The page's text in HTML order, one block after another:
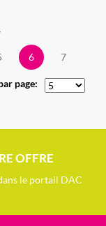
page:
6 7
OFFRE
le portail DAC